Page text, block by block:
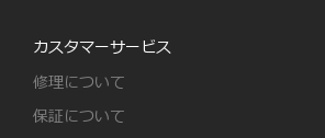
カスタマーサービス
修理について
保証について